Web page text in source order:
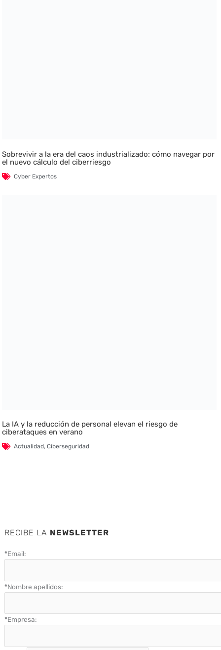
Sobrevivir a la era del caos industrializado: cómo navegar por
el nuevo cálculo del ciberriesgo
Cyber Expertos
La IA y la reducción de personal elevan el riesgo de
ciberataques en verano
Actualidad,Ciberseguridad
RECIBE LA NEWSLETTER
*Email:
*Nombre apellidos:
*Empresa: